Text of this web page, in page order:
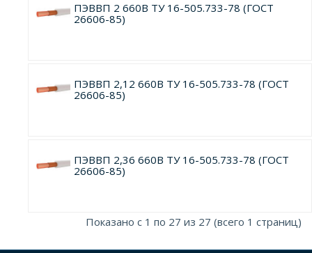
ПЭВВП 2 660В ТУ 16-505.733-78 (ГОСТ
26606-85)
ПЭВВП 2,12 660В ТУ 16-505.733-78 (ГОСТ
26606-85)
ПЭВВП 2,36 660В ТУ 16-505.733-78 (ГОСТ
26606-85)
Показано с 1 по 27 из 27 (всего 1 страниц)